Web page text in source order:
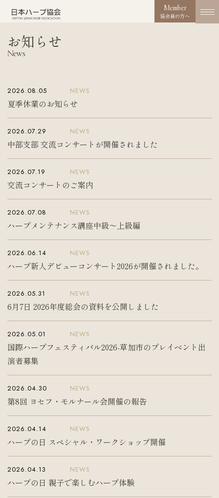
入会案内
お問い合わせ
協会の取り組み
コンクール
活動実績
News
Member
協会員の方へ
お知らせ
News
2026.08.05 NEWS
夏季休業のお知らせ
2026.07.29 NEWS
中部支部 交流コンサートが開催されました
2026.07.19 NEWS
交流コンサートのご案内
2026.07.08 NEWS
ハープメンテナンス講座中級〜上級編
2026.06.14 NEWS
ハープ新人デビューコンサート2026が開催されました。
2026.05.31 NEWS
6月7日 2026年度総会の資料を公開しました
2026.05.01 NEWS
国際ハープフェスティバル2026-草加市のプレイベント出
演者募集
2026.04.30 NEWS
第8回 ヨセフ・モルナール会開催の報告
2026.04.14 NEWS
ハープの日 スペシャル・ワークショップ開催
2026.04.13 NEWS
ハープの日 親子で楽しむハープ体験